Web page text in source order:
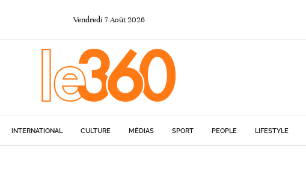
Vendredi 7Août 2026
INTERNATIONAL CULTURE MÉDIAS SPORT PEOPLE LIFESTYLE